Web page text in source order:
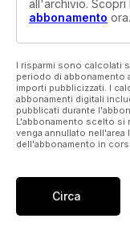
all'archivio. Scopri
abbonamento ora.
I risparmi sono calcolati
periodo di abbonamento
importi pubblicizzati. I
abbonamenti digitali
pubblicati durante
L'abbonamento scelto si
venga annullato nell'area
dell'abbonamento in
Circa